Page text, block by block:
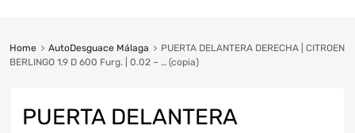
Home AutoDesguace Málaga
PUERTA DELANTERA DERECHA | CITROEN
BERLINGO 1.9 D 600 Furg. | 0.02 – … (copia)
PUERTA DELANTERA